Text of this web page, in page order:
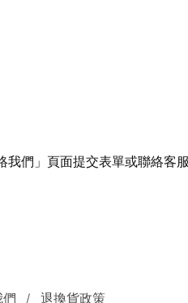
們」頁面提交表單或聯絡客服
退換貨政策